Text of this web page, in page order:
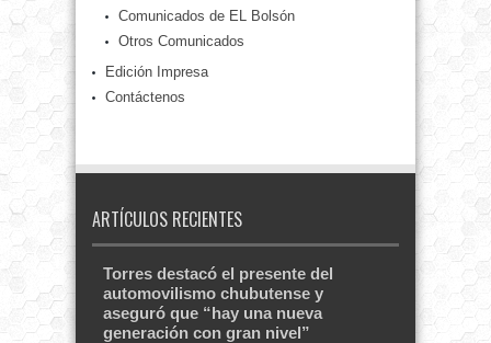
Comunicados de EL Bolsón
Otros Comunicados
Edición Impresa
Contáctenos
ARTÍCULOS RECIENTES
Torres destacó el presente del
automovilismo chubutense y
aseguró que “hay una nueva
generación con gran nivel”